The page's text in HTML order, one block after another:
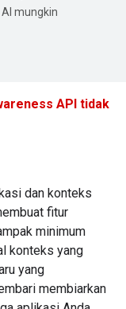
mungkin
API tidak
dan konteks
fitur
minimum
konteks yang
yang
membiarkan